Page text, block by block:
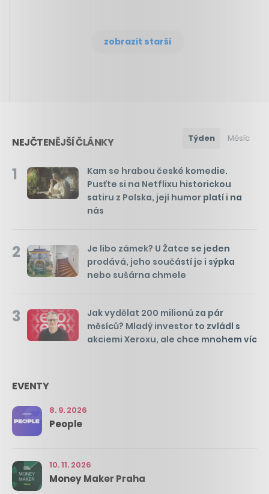
zobrazit starší
NEJČTENĚJŠÍ ČLÁNKY Týden Měsíc
1
Kam se hrabou české komedie.
Pusťte si na Netflixu historickou
satiru z Polska, její humor platí i na
nás
2
Je libo zámek? U Žatce se jeden
prodává, jeho součástí je i sýpka
nebo sušárna chmele
3
Jak vydělat 200 milionů za pár
měsíců? Mladý investor to zvládl s
akciemi Xeroxu, ale chce mnohem víc
EVENTY
8. 9. 2026
People
10. 11. 2026
Money Maker Praha